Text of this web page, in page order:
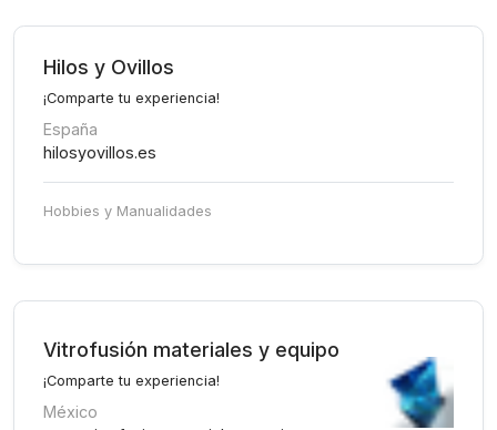
Hilos y Ovillos
¡Comparte tu experiencia!
España
hilosyovillos.es
Hobbies y Manualidades
Vitrofusión materiales y equipo
¡Comparte tu experiencia!
México